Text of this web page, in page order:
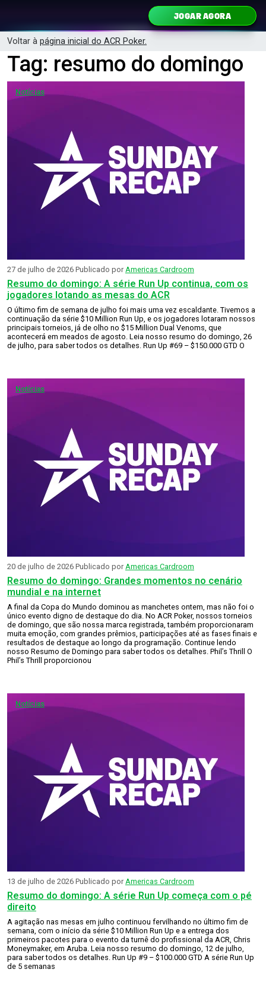
Navegação principalJOGAR AGORA
Voltar à página inicial do ACR Poker.
Tag: resumo do domingo
Notícias
Resumo do domingo: A série Run Up continua, com os
jogadores lotando as mesas do ACR
27 de julho de 2026 Publicado por Americas Cardroom
O último fim de semana de julho foi mais uma vez escaldante. Tivemos a
continuação da série $10 Million Run Up, e os jogadores lotaram nossos
principais torneios, já de olho no $15 Million Dual Venoms, que
acontecerá em meados de agosto. Leia nosso resumo do domingo, 26
de julho, para saber todos os detalhes. Run Up #69 – $150.000 GTD O
Notícias
Resumo do domingo: Grandes momentos no cenário
mundial e na internet
20 de julho de 2026 Publicado por Americas Cardroom
A final da Copa do Mundo dominou as manchetes ontem, mas não foi o
único evento digno de destaque do dia. No ACR Poker, nossos torneios
de domingo, que são nossa marca registrada, também proporcionaram
muita emoção, com grandes prêmios, participações até as fases finais e
resultados de destaque ao longo da programação. Continue lendo
nosso Resumo de Domingo para saber todos os detalhes. Phil’s Thrill O
Phil’s Thrill proporcionou
Notícias
Resumo do domingo: A série Run Up começa com o pé
direito
13 de julho de 2026 Publicado por Americas Cardroom
A agitação nas mesas em julho continuou fervilhando no último fim de
semana, com o início da série $10 Million Run Up e a entrega dos
primeiros pacotes para o evento da turnê do profissional da ACR, Chris
Moneymaker, em Aruba. Leia nosso resumo do domingo, 12 de julho,
para saber todos os detalhes. Run Up #9 – $100.000 GTD A série Run Up
de 5 semanas